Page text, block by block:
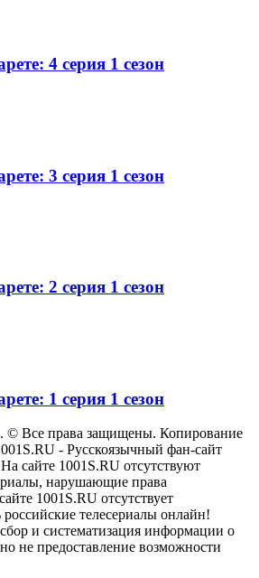
4 серия 1 сезон
3 серия 1 сезон
2 серия 1 сезон
1 серия 1 сезон
© Все права защищены. Копирование
- Русскоязычный фан-сайт
сайте 1001S.RU отсутствуют
нарушающие права
1001S.RU отсутствует
телесериалы онлайн!
и систематизация информации о
не предоставление возможности